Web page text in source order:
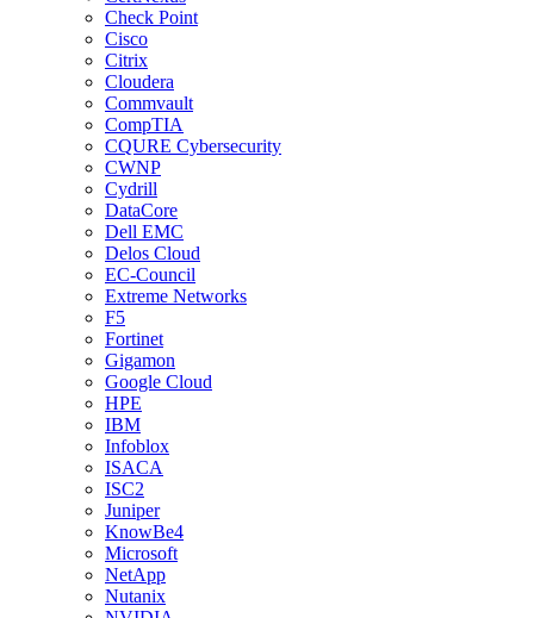
Check Point
Cisco
Citrix
Cloudera
Commvault
CompTIA
CQURE Cybersecurity
CWNP
Cydrill
DataCore
Dell EMC
Delos Cloud
EC-Council
Extreme Networks
F5
Fortinet
Gigamon
Google Cloud
HPE
IBM
Infoblox
ISACA
ISC2
Juniper
KnowBe4
Microsoft
NetApp
Nutanix